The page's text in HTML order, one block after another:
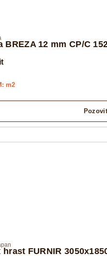
BREZA 12 mm CP/C
m2
FURNIR